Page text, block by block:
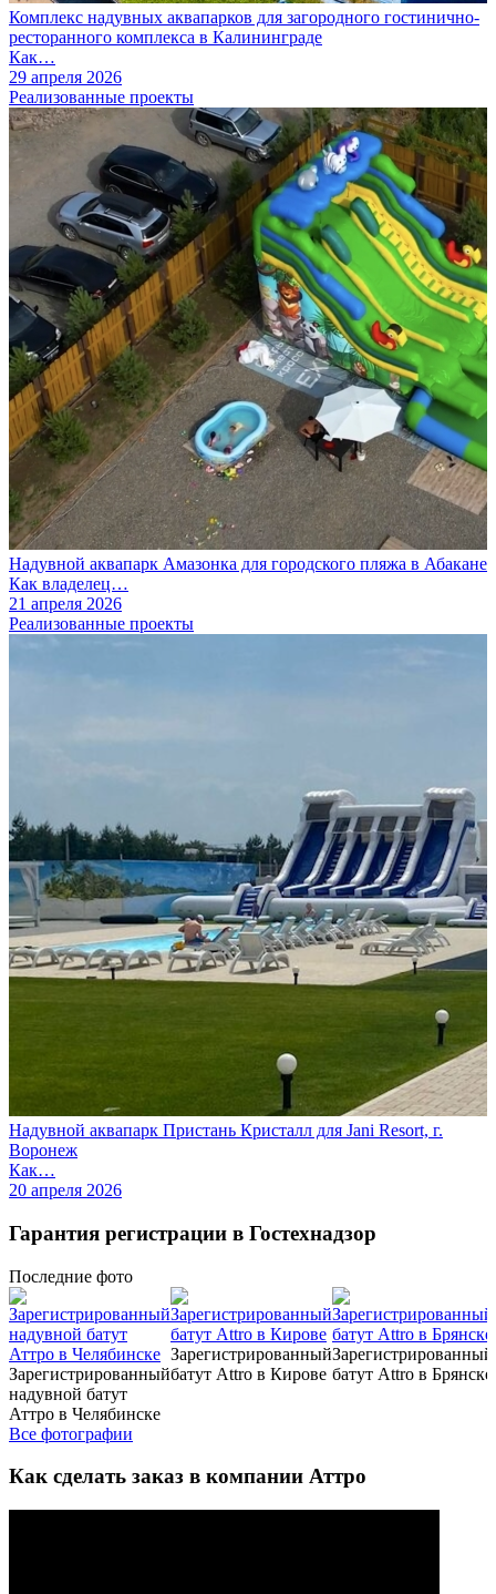
Комплекс надувных аквапарков для загородного гостинично-
ресторанного комплекса в Калининграде
Как…
29 апреля 2026
Реализованные проекты
Надувной аквапарк Амазонка для городского пляжа в Абакане
Как владелец…
21 апреля 2026
Реализованные проекты
Надувной аквапарк Пристань Кристалл для Jani Resort, г.
Воронеж
Как…
20 апреля 2026
Гарантия регистрации в Гостехнадзор
Последние фото
Зарегистрированный
надувной батут
Аттро в Челябинске
Зарегистрированный
батут Attro в Кирове
Зарегистрированный
батут Attro в Брянске
Все фотографии
Как сделать заказ в компании Аттро